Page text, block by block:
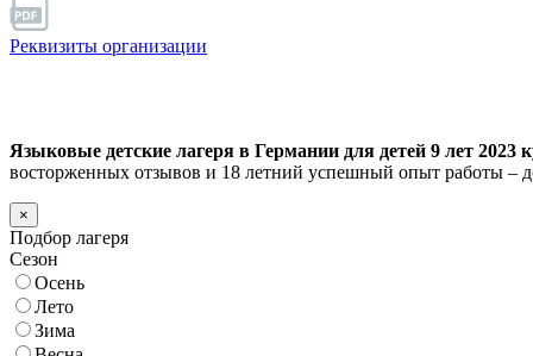
Реквизиты организации
Языковые детские лагеря в Германии для детей 9 лет 2023
восторженных отзывов и 18 летний успешный опыт работы –
×
Подбор лагеря
Сезон
Осень
Лето
Зима